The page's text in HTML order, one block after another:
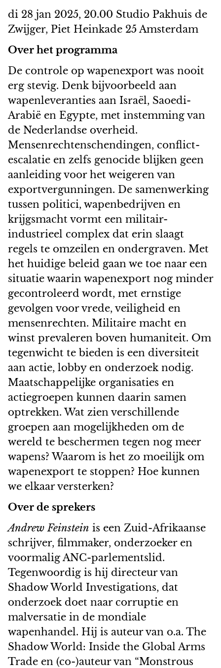
di 28 jan 2025, 20.00 Studio Pakhuis de
Zwijger, Piet Heinkade 25 Amsterdam
Over het programma
De controle op wapenexport was nooit
erg stevig. Denk bijvoorbeeld aan
wapenleveranties aan Israël, Saoedi-
Arabië en Egypte, met instemming van
de Nederlandse overheid.
Mensenrechtenschendingen, conflict-
escalatie en zelfs genocide blijken geen
aanleiding voor het weigeren van
exportvergunningen. De samenwerking
tussen politici, wapenbedrijven en
krijgsmacht vormt een militair-
industrieel complex dat erin slaagt
regels te omzeilen en ondergraven. Met
het huidige beleid gaan we toe naar een
situatie waarin wapenexport nog minder
gecontroleerd wordt, met ernstige
gevolgen voor vrede, veiligheid en
mensenrechten. Militaire macht en
winst prevaleren boven humaniteit. Om
tegenwicht te bieden is een diversiteit
aan actie, lobby en onderzoek nodig.
Maatschappelijke organisaties en
actiegroepen kunnen daarin samen
optrekken. Wat zien verschillende
groepen aan mogelijkheden om de
wereld te beschermen tegen nog meer
wapens? Waarom is het zo moeilijk om
wapenexport te stoppen? Hoe kunnen
we elkaar versterken?
Over de sprekers
Andrew Feinstein is een Zuid-Afrikaanse
schrijver, filmmaker, onderzoeker en
voormalig ANC-parlementslid.
Tegenwoordig is hij directeur van
Shadow World Investigations, dat
onderzoek doet naar corruptie en
malversatie in de mondiale
wapenhandel. Hij is auteur van o.a. The
Shadow World: Inside the Global Arms
Trade en (co-)auteur van “Monstrous